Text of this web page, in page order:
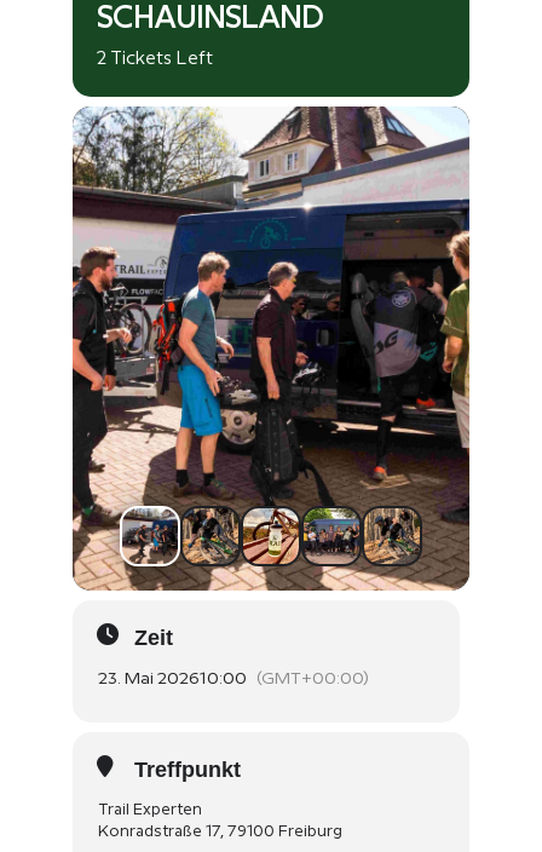
SCHAUINSLAND
2 Tickets Left
Zeit
23. Mai 202610:00 (GMT+00:00)
Treffpunkt
Trail Experten
Konradstraße 17, 79100 Freiburg